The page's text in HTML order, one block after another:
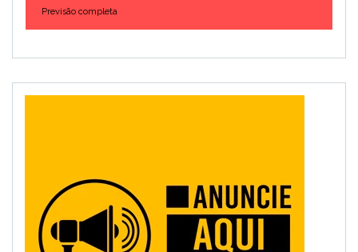
Previsão completa